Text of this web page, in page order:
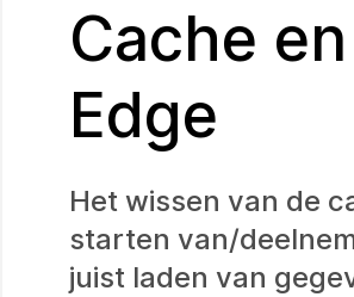
Cache
Edge
Het wissen van de
starten van/
juist laden van